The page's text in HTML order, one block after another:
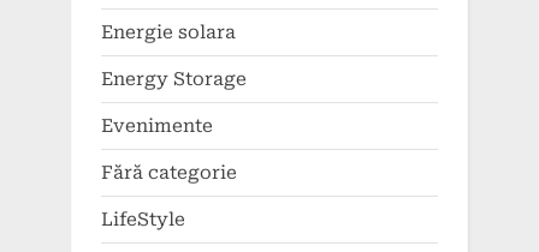
Energie solara
Energy Storage
Evenimente
Fără categorie
LifeStyle